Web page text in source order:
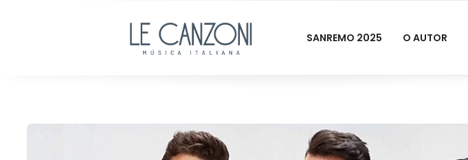
SANREMO 2025 O AUTOR